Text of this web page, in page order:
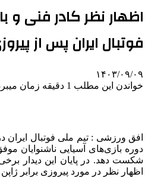
اظهار نظر کادر فنی و
فوتبال ایران پس از
۱۴۰۳/۰۹/۰۹
خواندن این مطلب 1 دقیقه زمان میبرد
افق ورزشی : تیم ملی فوتبال ایران
شکست دهد. در پایان این دیدار
اظهار نظر در مورد پیروزی برابر ژاپن